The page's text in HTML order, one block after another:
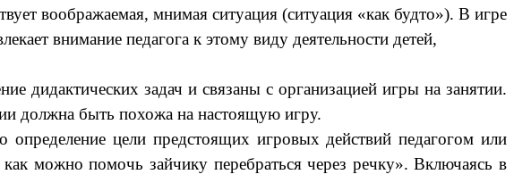
воображаемая, мнимая ситуация (ситуация «как будто»). В игре
внимание педагога к этому виду деятельности детей,
дидактических задач и связаны с организацией игры на занятии.
должна быть похожа на настоящую игру.
цели предстоящих игровых действий педагогом или
можно помочь зайчику перебраться через речку». Включаясь в